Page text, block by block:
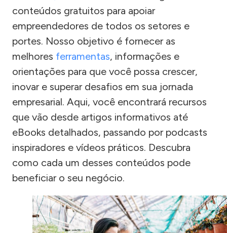
conteúdos gratuitos para apoiar
empreendedores de todos os setores e
portes. Nosso objetivo é fornecer as
melhores ferramentas, informações e
orientações para que você possa crescer,
inovar e superar desafios em sua jornada
empresarial. Aqui, você encontrará recursos
que vão desde artigos informativos até
eBooks detalhados, passando por podcasts
inspiradores e vídeos práticos. Descubra
como cada um desses conteúdos pode
beneficiar o seu negócio.